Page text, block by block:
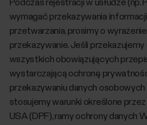
Podczas rejestracji w usłudze (np.
wymagać przekazywania
przetwarzania, prosimy o
przekazywanie. Jeśli
wszystkich obowiązujących
wystarczającą ochronę
przekazywaniu danych
stosujemy warunki określone
USA (DPF), ramy ochrony danych